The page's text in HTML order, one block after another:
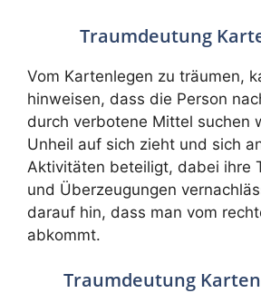
Traumdeutung
Vom Kartenlegen zu träumen,
hinweisen, dass die Person
durch verbotene Mittel suchen
Unheil auf sich zieht und sich
Aktivitäten beteiligt, dabei ihre
und Überzeugungen
darauf hin, dass man vom
abkommt.
Traumdeutung